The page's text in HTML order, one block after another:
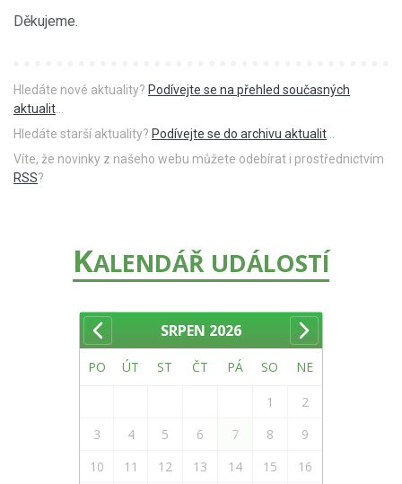
Děkujeme.
Hledáte nové aktuality? Podívejte se na přehled současných
aktualit
Hledáte starší aktuality? Podívejte se do archivu aktualit
Víte, že novinky z našeho webu můžete odebírat i prostřednictvím
RSS?
KALENDÁŘ UDÁLOSTÍ
SRPEN 2026
PO ÚT ST ČT PÁ SO NE
1
2
3
4 5 6 7 8
9
10
11 12 13 14 15
16